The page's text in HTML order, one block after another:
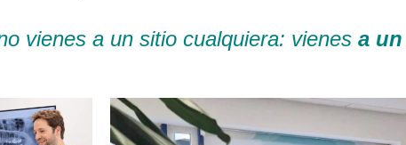
vienes a un sitio cualquiera: vienes a